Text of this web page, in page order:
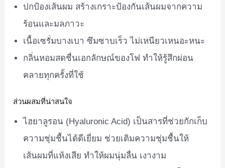
ปกป้องเส้นผม สร้างเกราะป้องกันเส้นผมจากความ
ร้อนและมลภาวะ
เนื้อเซรั่มบางเบา ซึมซาบเร็ว ไม่เหนียวเหนอะหนะ
กลิ่นหอมสดชื่นเอกลักษณ์ของโฟ ทำให้รู้สึกผ่อน
คลายทุกครั้งที่ใช้
ส่วนผสมที่น่าสนใจ
ไฮยาลูรอน (Hyaluronic Acid) เป็นสารที่ช่วยกักเก็บ
ความชุ่มชื้นได้ดีเยี่ยม ช่วยเติมความชุ่มชื้นให้
เส้นผมที่แห้งเสีย ทำให้ผมนุ่มลื่น เงางาม